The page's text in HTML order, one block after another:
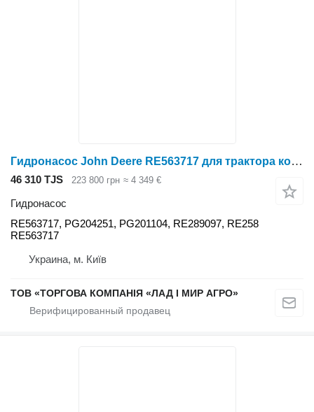
Гидронасос John Deere RE563717 для трактора колесного John Deere
46 310 TJS 223 800 грн ≈ 4 349 €
Гидронасос
RE563717, PG204251, PG201104, RE289097, RE258
RE563717
Украина, м. Київ
ТОВ «ТОРГОВА КОМПАНІЯ «ЛАД І МИР АГРО»